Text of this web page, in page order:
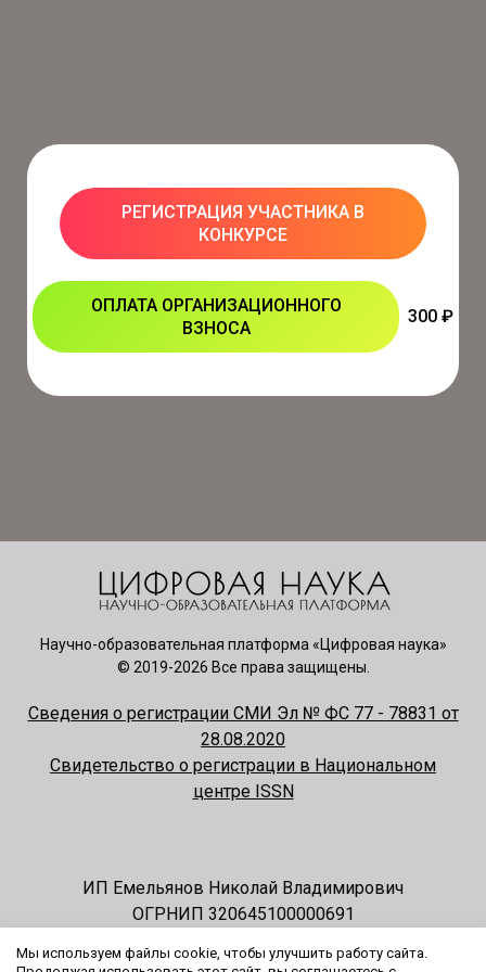
РЕГИСТРАЦИЯ УЧАСТНИКА В
КОНКУРСЕ
ОПЛАТА ОРГАНИЗАЦИОННОГО
ВЗНОСА
300 ₽
Научно-образовательная платформа «Цифровая наука»
© 2019-2026 Все права защищены.
Сведения о регистрации СМИ Эл № ФС 77 - 78831 от
28.08.2020
Свидетельство о регистрации в Национальном
центре ISSN
ИП Емельянов Николай Владимирович
ОГРНИП 320645100000691
Мы используем файлы cookie, чтобы улучшить работу сайта.